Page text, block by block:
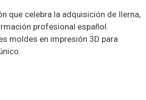
que celebra la adquisición de Ilerna,
profesional español.
moldes en impresión 3D para